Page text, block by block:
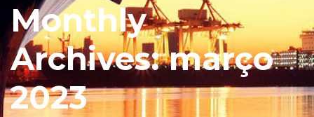
Monthly
Archives: março
2023